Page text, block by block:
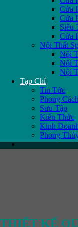
Cửa
Cửa
Siêu
Cửa
Nội Thất
Nội
Nội
Nội
Tạp Chí
Tin Tức
Phong Cách
Sưu Tập
Kiến Thức
Kinh Doanh
Phong
THIẾT KẾ